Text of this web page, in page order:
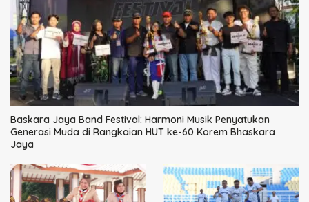
Baskara Jaya Band Festival: Harmoni Musik Penyatukan
Generasi Muda di Rangkaian HUT ke-60 Korem Bhaskara
Jaya